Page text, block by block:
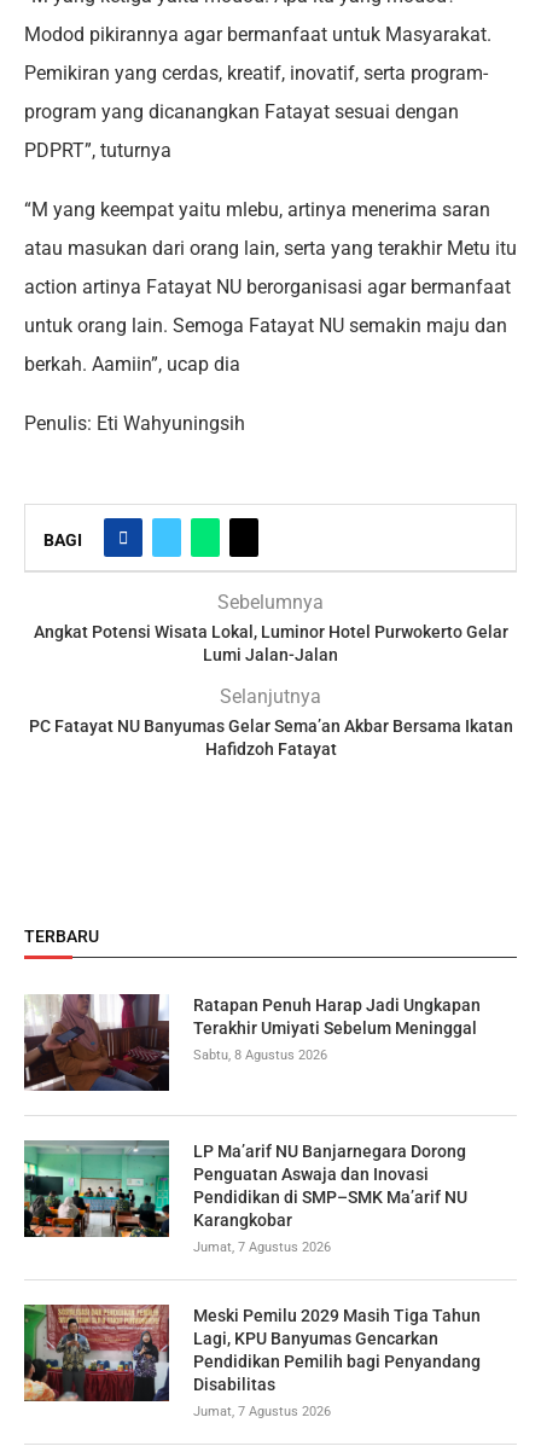
Modod pikirannya agar bermanfaat untuk Masyarakat.
Pemikiran yang cerdas, kreatif, inovatif, serta program-
program yang dicanangkan Fatayat sesuai dengan
PDPRT”, tuturnya
“M yang keempat yaitu mlebu, artinya menerima saran
atau masukan dari orang lain, serta yang terakhir Metu itu
action artinya Fatayat NU berorganisasi agar bermanfaat
untuk orang lain. Semoga Fatayat NU semakin maju dan
berkah. Aamiin”, ucap dia
Penulis: Eti Wahyuningsih
BAGI
Sebelumnya
Angkat Potensi Wisata Lokal, Luminor Hotel Purwokerto Gelar
Lumi Jalan-Jalan
Selanjutnya
PC Fatayat NU Banyumas Gelar Sema’an Akbar Bersama Ikatan
Hafidzoh Fatayat
TERBARU
Ratapan Penuh Harap Jadi Ungkapan
Terakhir Umiyati Sebelum Meninggal
Sabtu, 8 Agustus 2026
LP Ma’arif NU Banjarnegara Dorong
Penguatan Aswaja dan Inovasi
Pendidikan di SMP–SMK Ma’arif NU
Karangkobar
Jumat, 7 Agustus 2026
Meski Pemilu 2029 Masih Tiga Tahun
Lagi, KPU Banyumas Gencarkan
Pendidikan Pemilih bagi Penyandang
Disabilitas
Jumat, 7 Agustus 2026